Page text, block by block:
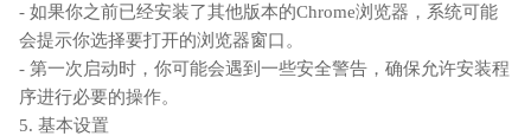
- 如果你之前已经安装了其他版本的Chrome浏览器，系统可能
会提示你选择要打开的浏览器窗口。
- 第一次启动时，你可能会遇到一些安全警告，确保允许安装程
序进行必要的操作。
5. 基本设置